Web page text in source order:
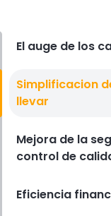
El auge de los
Simplificacion
llevar
Mejora de la
control de
Eficiencia